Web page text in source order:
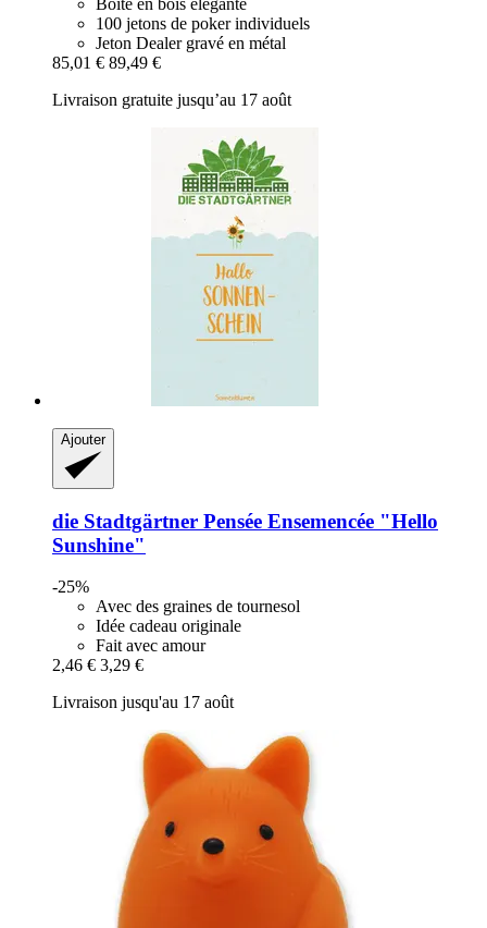
100 jetons de poker individuels
Jeton Dealer gravé en métal
85,01 € 89,49 €
Livraison gratuite jusqu’au 17 août
Ajouter
die Stadtgärtner Pensée Ensemencée "Hello
Sunshine"
-25%
Avec des graines de tournesol
Idée cadeau originale
Fait avec amour
2,46 € 3,29 €
Livraison jusqu'au 17 août